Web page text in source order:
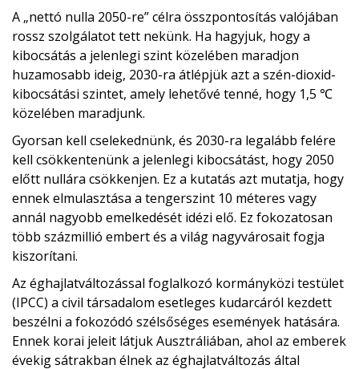
A „nettó nulla 2050-re” célra összpontosítás valójában
rossz szolgálatot tett nekünk. Ha hagyjuk, hogy a
kibocsátás a jelenlegi szint közelében maradjon
huzamosabb ideig, 2030-ra átlépjük azt a szén-dioxid-
kibocsátási szintet, amely lehetővé tenné, hogy 1,5 ℃
közelében maradjunk.
Gyorsan kell cselekednünk, és 2030-ra legalább felére
kell csökkentenünk a jelenlegi kibocsátást, hogy 2050
előtt nullára csökkenjen. Ez a kutatás azt mutatja, hogy
ennek elmulasztása a tengerszint 10 méteres vagy
annál nagyobb emelkedését idézi elő. Ez fokozatosan
több százmillió embert és a világ nagyvárosait fogja
kiszorítani.
Az éghajlatváltozással foglalkozó kormányközi testület
(IPCC) a civil társadalom esetleges kudarcáról kezdett
beszélni a fokozódó szélsőséges események hatására.
Ennek korai jeleit látjuk Ausztráliában, ahol az emberek
évekig sátrakban élnek az éghajlatváltozás által